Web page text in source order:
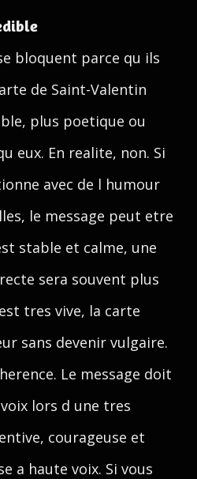
bloquent parce qu ils
de Saint-Valentin
plus poetique ou
eux. En realite, non. Si
avec de l humour
le message peut etre
stable et calme, une
sera souvent plus
tres vive, la carte
sans devenir vulgaire.
Le message doit
lors d une tres
courageuse et
a haute voix. Si vous